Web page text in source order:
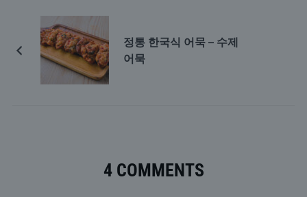
정통 한국식 어묵 – 수제
어묵
4 COMMENTS